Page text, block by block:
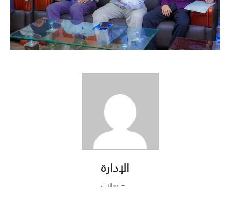
الإدارة
+ مقالات